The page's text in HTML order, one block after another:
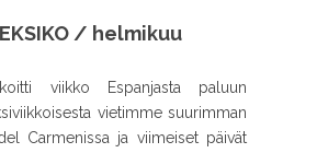
/ helmikuu
viikko Espanjasta paluun
vietimme suurimman
Carmenissa ja viimeiset päivät